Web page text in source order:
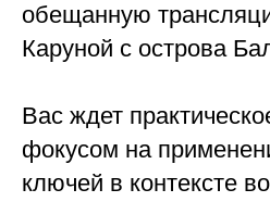
обещанную
Каруной с острова
Вас ждет
фокусом на
ключей в контексте